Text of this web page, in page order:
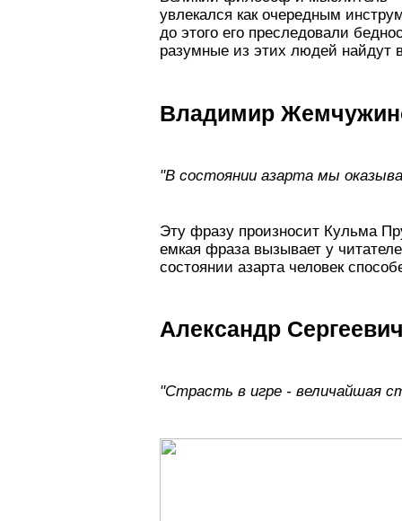
увлекался как очередным
до этого его преследовали
разумные из этих людей найдут
Владимир
"В состоянии азарта мы
Эту фразу произносит Кульма
емкая фраза вызывает у
состоянии азарта человек
Александр
"Страсть в игре - величайшая